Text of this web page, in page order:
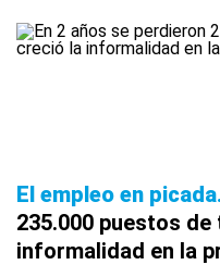
El empleo en picada
235.000 puestos
informalidad en la